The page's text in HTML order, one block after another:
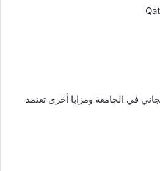
في الجامعة ومزايا أخرى تعتمد